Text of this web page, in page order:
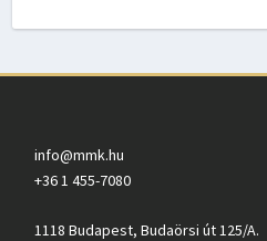
info@mmk.hu
+36 1 455-7080
1118 Budapest, Budaörsi út 125/A.